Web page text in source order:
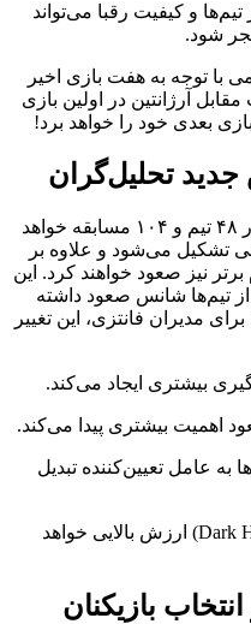
تیم‌ها و کیفیت رقبا می‌تواند
شود.
با توجه به هفت بازی اخیر
آرژانتین در اولین بازی
بعدی خود را خواهد برد!
جام جهانی ۲۰۲۶ اولین دوره با حضور ۴۸ تیم و ۱۰۴ مسابقه خواهد
گروه چهار تیمی تشکیل می‌شود و علاوه بر
نیز صعود خواهند کرد. این
تیم‌ها شانس صعود داشته
مدیران فانتزی، این تغییر
بیشتری ایجاد می‌کند.
اهمیت بیشتری پیدا می‌کند.
به عامل تعیین‌کننده تبدیل
شناسایی تیم‌های شگفتی‌ساز (Dark Horses) ارزش بالایی خواهد
بازیکنان